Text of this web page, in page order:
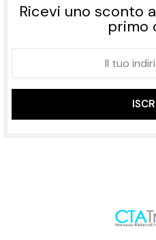
Ricevi uno sconto
primo